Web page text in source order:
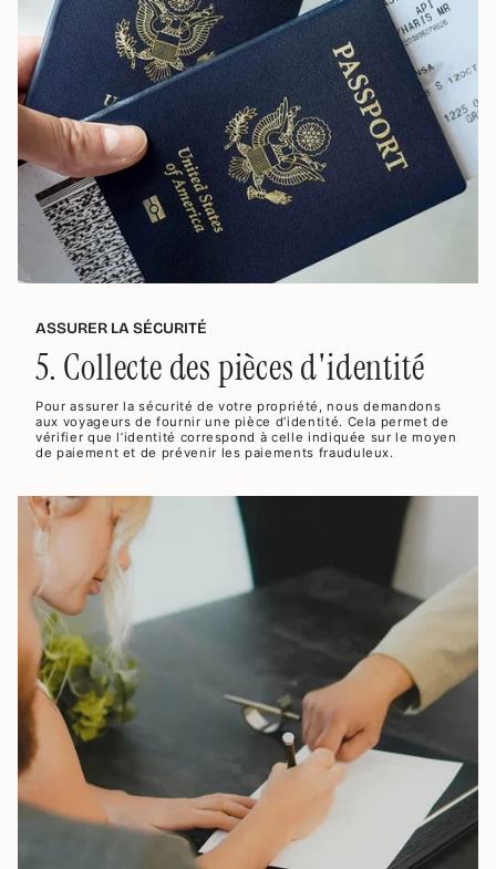
ASSURER LA SÉCURITÉ
5. Collecte des pièces d'identité
Pour assurer la sécurité de votre propriété, nous demandons
aux voyageurs de fournir une pièce d’identité. Cela permet de
vérifier que l’identité correspond à celle indiquée sur le moyen
de paiement et de prévenir les paiements frauduleux.